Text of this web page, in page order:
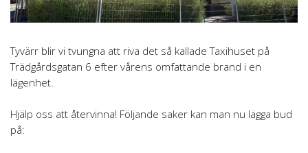
Tyvärr blir vi tvungna att riva det så kallade Taxihuset på
Trädgårdsgatan 6 efter vårens omfattande brand i en
lägenhet.
Hjälp oss att återvinna! Följande saker kan man nu lägga bud
på: